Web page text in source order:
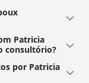
Patricia
consultório?
por Patricia